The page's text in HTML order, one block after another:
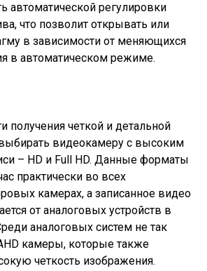
автоматической регулировки
что позволит открывать или
в зависимости от меняющихся
в автоматическом режиме.
получения четкой и детальной
видеокамеру с высоким
– HD и Full HD. Данные форматы
практически во всех
камерах, а записанное видео
от аналоговых устройств в
аналоговых систем не так
камеры, которые также
четкость изображения.